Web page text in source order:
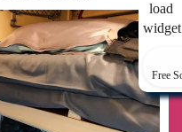
load
Free